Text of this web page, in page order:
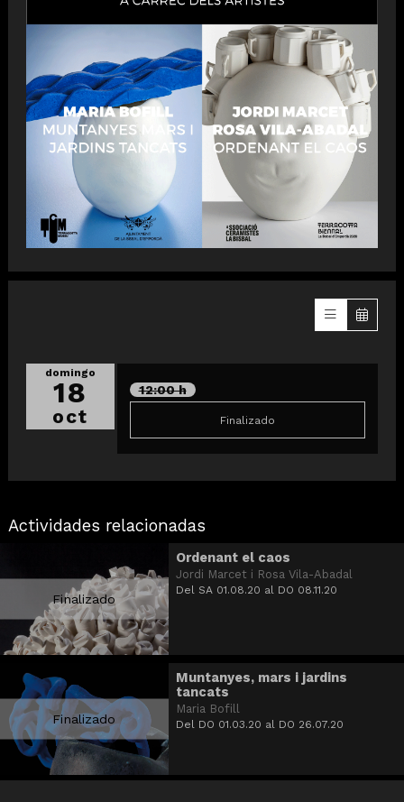
domingo
18
oct
12:00 h
Finalizado
Actividades relacionadas
Finalizado
Ordenant el caos
Jordi Marcet i Rosa Vila-Abadal
Del SA 01.08.20 al DO 08.11.20
Finalizado
Muntanyes, mars i jardins
tancats
Maria Bofill
Del DO 01.03.20 al DO 26.07.20